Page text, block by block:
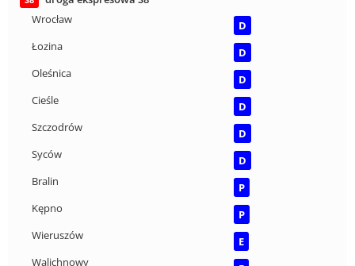
Wrocław
D
Łozina
D
Oleśnica
D
Cieśle
D
Szczodrów
D
Syców
D
Bralin
P
Kępno
P
Wieruszów
E
Walichnowy